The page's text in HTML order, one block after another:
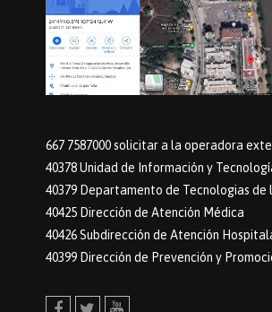
667 7587000 solicitar a la operadora
40378 Unidad de Información y
40379 Departamento de Tecnologias de
40425 Dirección de Atención Médica
40426 Subdirección de Atención
40399 Dirección de Prevención y